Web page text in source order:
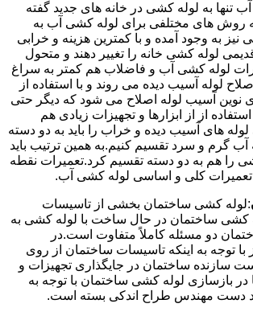
تنها به لوله کشی در خانه های جدید گفته
روش های مختلفی برای لوله کشی آب به
به وجود آمده و با کمترین هزینه و خرابی
لوله کشی خانه را تغییر دهند و متحول
لوله کشی آب و فاضلاب هم کمتر به سراغ
لوله آسیب دیده می روند و با استفاده از
نوین آسیب لوله اصلاح می شود که دیگر حتی
از از ابزارها و تجهیزات زیادی هم
های آسیب دیده و خراب را باید به دو دسته
آب گرم و سرد تقسیم کنیم.به همین ترتیب باید
را هم به دو دسته تقسیم کرد.تعمیرات نقطه
تعمیرات کلی و اساسی لوله کشی آب.
:لوله کشی ساختمان بخشی از تاسیسات
کشی ساختمان در حال ساخت با لوله کشی به
دو مسئله کاملاً متفاوت است.در
توجه به اینکه تاسیسات ساختمان از روی
سازنده ساختمان در جایگذاری تجهیزات و
در بازسازی لوله کشی ساختمان با توجه به
دست مهندس طراح اندکی بسته است.